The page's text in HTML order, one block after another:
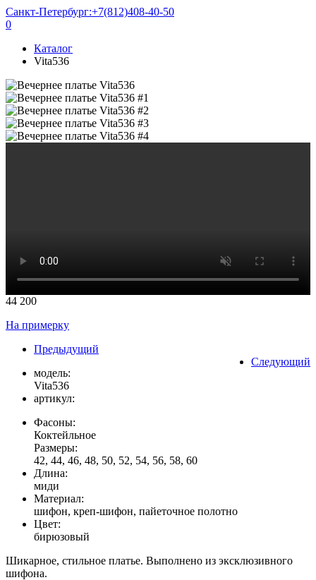
Санкт-Петербург:+7(812)408-40-50
0
Каталог
Vita536
44 200
На примерку
Предыдущий
Следующий
модель:
Vita536
артикул:
Фасоны:
Коктейльное
Размеры:
42, 44, 46, 48, 50, 52, 54, 56, 58, 60
Длина:
миди
Материал:
шифон, креп-шифон, пайеточное полотно
Цвет:
бирюзовый
Шикарное, стильное платье. Выполнено из эксклюзивного
шифона.